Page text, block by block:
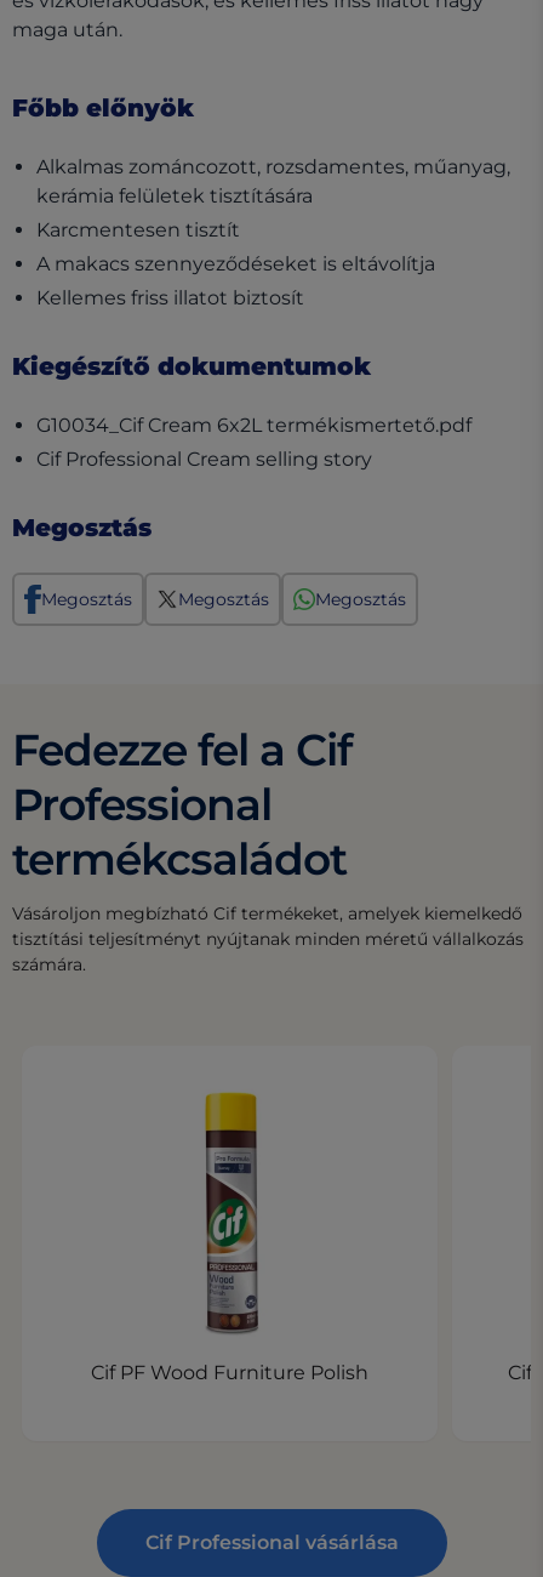
maga után.
Főbb előnyök
Alkalmas zománcozott, rozsdamentes, műanyag,
kerámia felületek tisztítására
Karcmentesen tisztít
A makacs szennyeződéseket is eltávolítja
Kellemes friss illatot biztosít
Kiegészítő dokumentumok
G10034_Cif Cream 6x2L termékismertető.pdf(opens
Cif Professional Cream selling story(opens in a new
Megosztás
Megosztás Megosztás Megosztás
Fedezze fel a Cif
Professional
termékcsaládot
Vásároljon megbízható Cif termékeket, amelyek kiemelkedő
tisztítási teljesítményt nyújtanak minden méretű vállalkozás
számára.
Cif PF Wood Furniture Polish Cif
Cif Professional vásárlása